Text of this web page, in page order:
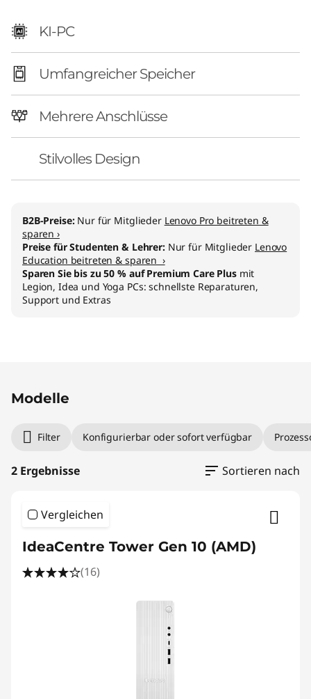
A
M
D
KI-PC
Umfangreicher Speicher
Mehrere Anschlüsse
Stilvolles Design
B2B-Preise: Nur für Mitglieder Lenovo Pro beitreten &
sparen ›
Preise für Studenten & Lehrer: Nur für Mitglieder Lenovo
Education beitreten & sparen ›
Sparen Sie bis zu 50 % auf Premium Care Plusmit
Legion, Idea und Yoga PCs: schnellste Reparaturen,
Support und Extras
Modelle
Filter Konfigurierbar oder sofort verfügbar
2 Ergebnisse Sortieren nach
Vergleichen
IdeaCentre Tower Gen 10 (AMD)
(16)